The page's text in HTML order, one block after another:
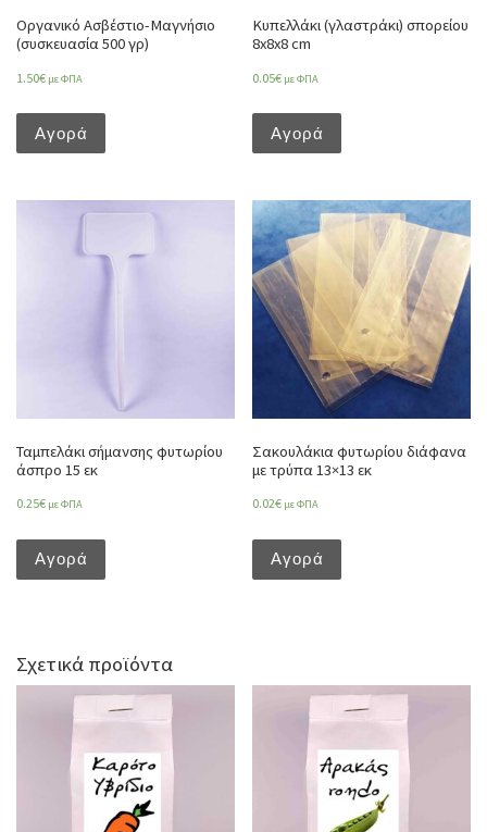
Οργανικό Ασβέστιο-Μαγνήσιο
(συσκευασία 500 γρ)
1.50€ με ΦΠΑ
Αγορά
Κυπελλάκι (γλαστράκι) σπορείου
8x8x8 cm
0.05€ με ΦΠΑ
Αγορά
Ταμπελάκι σήμανσης φυτωρίου
άσπρο 15 εκ
0.25€ με ΦΠΑ
Αγορά
Σακουλάκια φυτωρίου διάφανα
με τρύπα 13×13 εκ
0.02€ με ΦΠΑ
Αγορά
Σχετικά προϊόντα